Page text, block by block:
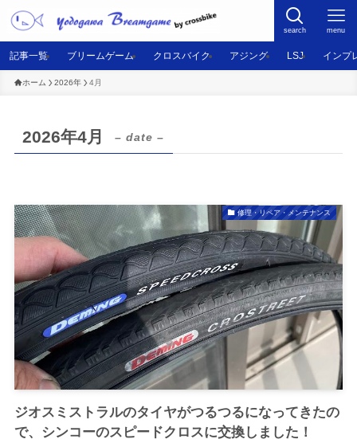
search menu
記事一覧 ブリームゲーム クロスバイク アジング LSJ インプ
ホーム 2026年 4月
2026年4月 – date –
修理・リペア・メンテナンス
ジオスミストラルのタイヤがつるつるになってきたの
で、シンコーのスピードクロスに交換しました！